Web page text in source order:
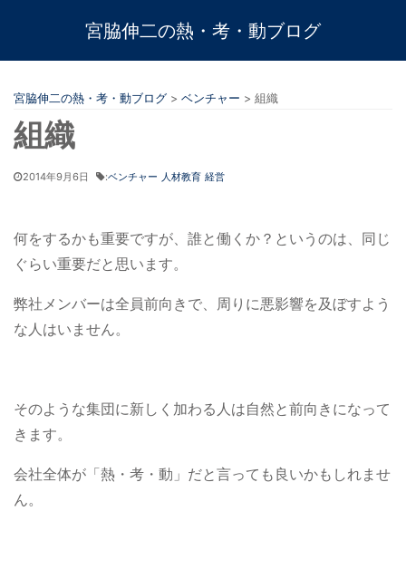
宮脇伸二の熱・考・動ブログ
宮脇伸二の熱・考・動ブログ > ベンチャー > 組織
組織
2014年9月6日 :ベンチャー 人材教育 経営
何をするかも重要ですが、誰と働くか？というのは、同じ
ぐらい重要だと思います。
弊社メンバーは全員前向きで、周りに悪影響を及ぼすよう
な人はいません。
そのような集団に新しく加わる人は自然と前向きになって
きます。
会社全体が「熱・考・動」だと言っても良いかもしれませ
ん。